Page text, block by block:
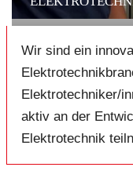
Wir sind ein
Elektrotechniker/
aktiv an der
Elektrotechnik